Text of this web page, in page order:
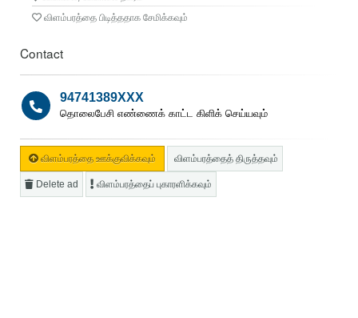
விளம்பரத்தை பிடித்ததாக சேமிக்கவும்
Contact
94741389XXX
தொலைபேசி எண்ணைக் காட்ட கிளிக் செய்யவும்
விளம்பரத்தை ஊக்குவிக்கவும் விளம்பரத்தைத் திருத்தவும்
Delete ad விளம்பரத்தைப் புகாரளிக்கவும்